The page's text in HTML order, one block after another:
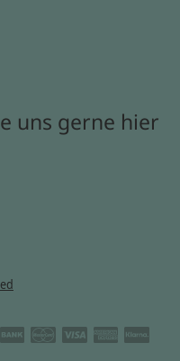
uns gerne hier